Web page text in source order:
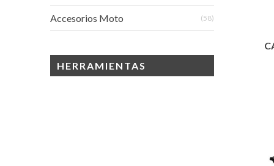
Accesorios Moto (58)
HERRAMIENTAS